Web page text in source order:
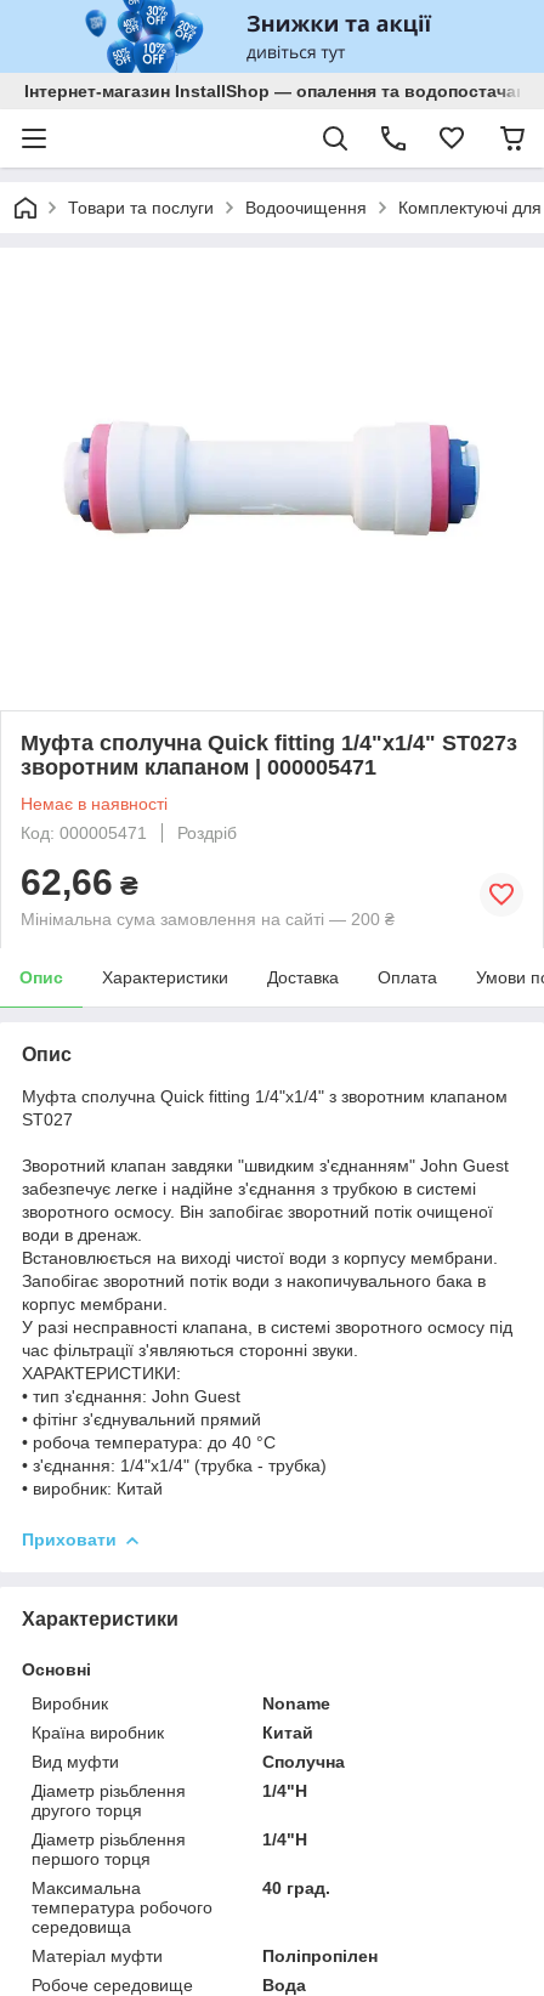
Інтернет-магазин InstallShop — опалення та водопостачання
Товари та послуги Водоочищення Комплектуючі
Муфта сполучна Quick fitting 1/4"х1/4" ST027з
зворотним клапаном | 000005471
Немає в наявності
Код: 000005471
Роздріб
62,66 ₴
Мінімальна сума замовлення на сайті — 200 ₴
Опис Характеристики Доставка Оплата Умови
Опис
Муфта сполучна Quick fitting 1/4"х1/4" з зворотним клапаном
ST027
Зворотний клапан завдяки "швидким з'єднанням" John Guest
забезпечує легке і надійне з'єднання з трубкою в системі
зворотного осмосу. Він запобігає зворотний потік очищеної
води в дренаж.
Встановлюється на виході чистої води з корпусу мембрани.
Запобігає зворотний потік води з накопичувального бака в
корпус мембрани.
У разі несправності клапана, в системі зворотного осмосу під
час фільтрації з'являються сторонні звуки.
ХАРАКТЕРИСТИКИ:
• тип з'єднання: John Guest
• фітінг з'єднувальний прямий
• робоча температура: до 40 °С
• з'єднання: 1/4"х1/4" (трубка - трубка)
• виробник: Китай
Приховати
Характеристики
Основні
Виробник
Noname
Країна виробник
Китай
Вид муфти
Сполучна
Діаметр різьблення
другого торця
1/4"Н
Діаметр різьблення
першого торця
1/4"Н
Максимальна
температура робочого
середовища
40 град.
Матеріал муфти
Поліпропілен
Робоче середовище
Вода